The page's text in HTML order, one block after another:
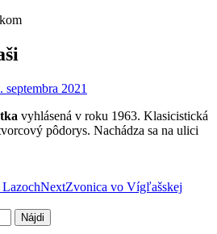
septembra 2021
vyhlásená v roku 1963. Klasicistická
pôdorys. Nachádza sa na ulici
NextZvonica vo Vígľašskej